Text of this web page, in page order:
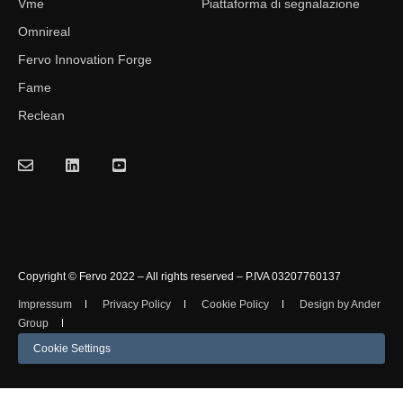
Vme
Omnireal
Fervo Innovation Forge
Fame
Reclean
Piattaforma di segnalazione
Copyright © Fervo 2022 – All rights reserved – P.IVA 03207760137
Impressum Privacy Policy Cookie Policy
Design by Ander
Group
Cookie Settings